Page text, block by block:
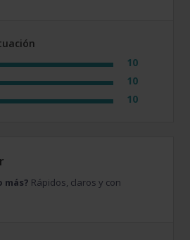
10
10
10
más? Rápidos, claros y con